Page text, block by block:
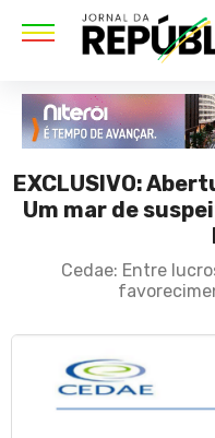
EXCLUSIVO:
Um mar de
Cedae: Entre